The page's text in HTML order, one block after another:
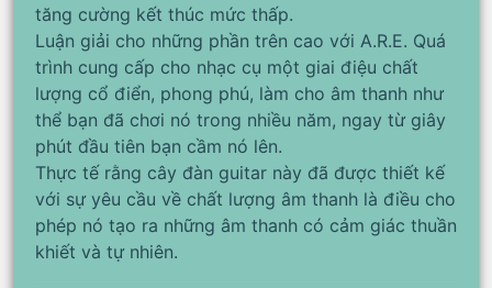
tăng cường kết thúc mức thấp.
Luận giải cho những phần trên cao với A.R.E. Quá
trình cung cấp cho nhạc cụ một giai điệu chất
lượng cổ điển, phong phú, làm cho âm thanh như
thể bạn đã chơi nó trong nhiều năm, ngay từ giây
phút đầu tiên bạn cầm nó lên.
Thực tế rằng cây đàn guitar này đã được thiết kế
với sự yêu cầu về chất lượng âm thanh là điều cho
phép nó tạo ra những âm thanh có cảm giác thuần
khiết và tự nhiên.